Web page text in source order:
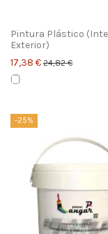
Pintura Plástico
Exterior)
17,38 €24,82 €
-25%